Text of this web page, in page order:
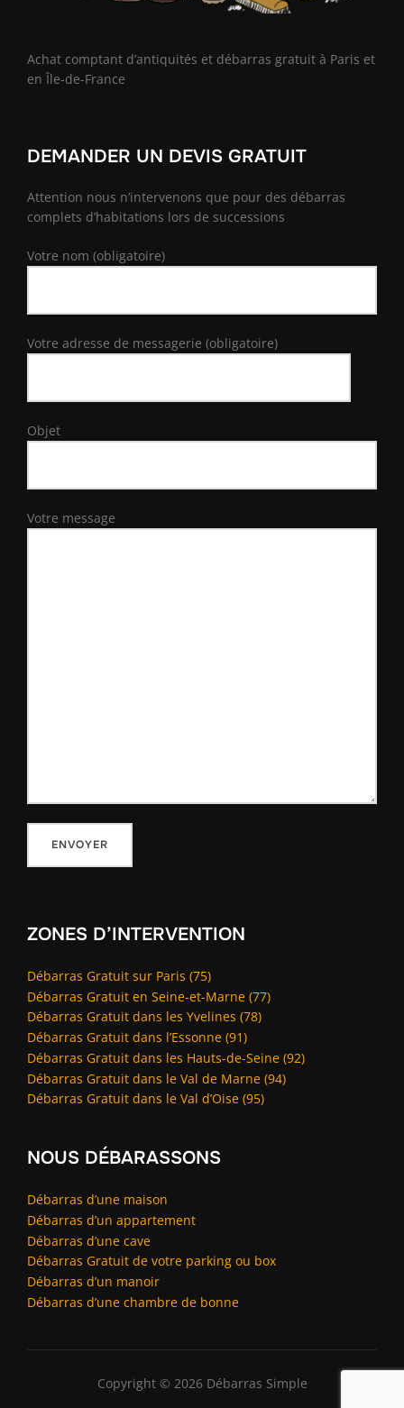
Achat comptant d’antiquités et débarras gratuit à Paris et
en Île-de-France
DEMANDER UN DEVIS GRATUIT
Attention nous n’intervenons que pour des débarras
complets d’habitations lors de successions
Votre nom (obligatoire)
Votre adresse de messagerie (obligatoire)
Objet
Votre message
ZONES D’INTERVENTION
Débarras Gratuit sur Paris (75)
Débarras Gratuit en Seine-et-Marne (77)
Débarras Gratuit dans les Yvelines (78)
Débarras Gratuit dans l’Essonne (91)
Débarras Gratuit dans les Hauts-de-Seine (92)
Débarras Gratuit dans le Val de Marne (94)
Débarras Gratuit dans le Val d’Oise (95)
NOUS DÉBARASSONS
Débarras d’une maison
Débarras d’un appartement
Débarras d’une cave
Débarras Gratuit de votre parking ou box
Débarras d’un manoir
Débarras d’une chambre de bonne
Copyright © 2026 Débarras Simple